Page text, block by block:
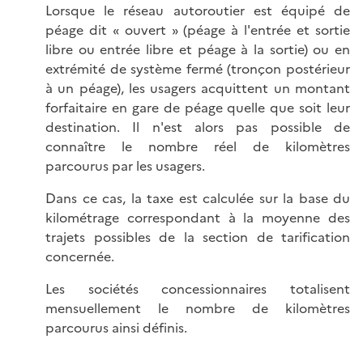
Lorsque le réseau autoroutier est équipé de
péage dit « ouvert » (péage à l'entrée et sortie
libre ou entrée libre et péage à la sortie) ou en
extrémité de système fermé (tronçon postérieur
à un péage), les usagers acquittent un montant
forfaitaire en gare de péage quelle que soit leur
destination. Il n'est alors pas possible de
connaître le nombre réel de kilomètres
parcourus par les usagers.
Dans ce cas, la taxe est calculée sur la base du
kilométrage correspondant à la moyenne des
trajets possibles de la section de tarification
concernée.
Les sociétés concessionnaires totalisent
mensuellement le nombre de kilomètres
parcourus ainsi définis.